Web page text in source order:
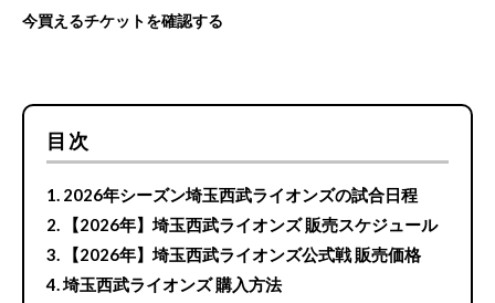
今買えるチケットを確認する
目次
2026年シーズン埼玉西武ライオンズの試合日程
【2026年】埼玉西武ライオンズ 販売スケジュール
【2026年】埼玉西武ライオンズ公式戦 販売価格
埼玉西武ライオンズ 購入方法